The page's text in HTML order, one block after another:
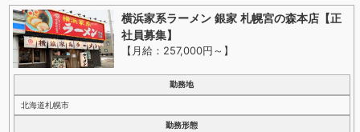
横浜家系ラーメン 銀家 札幌宮の森本店【正
社員募集】
【月給：257,000円～ 】
勤務地
北海道札幌市
勤務形態